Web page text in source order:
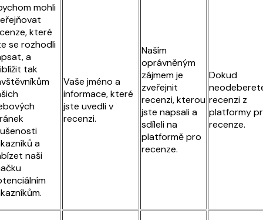
mohli
které
se rozhodli
a
tak
a
naši
Vaše jméno a
informace, které
jste uvedli v
recenzi.
Naším
oprávněným
zájmem je
zveřejnit
recenzi, kterou
jste napsali a
sdíleli na
platformě pro
recenze.
Dokud
recenzi z
platformy
recenze.